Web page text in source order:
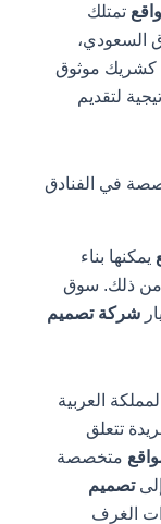
تمتلك
السعودي،
موثوق
لتقديم
في الفنادق
بناء
من ذلك. سوق
شركة تصميم
العربية
تتعلق
متخصصة
تصميم
الغرف